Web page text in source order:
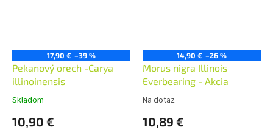
17,90 € –39 %
Pekanový orech -Carya
illinoinensis
Skladom
10,90 €
14,90 € –26 %
Morus nigra Illinois
Everbearing - Akcia
Na dotaz
10,89 €